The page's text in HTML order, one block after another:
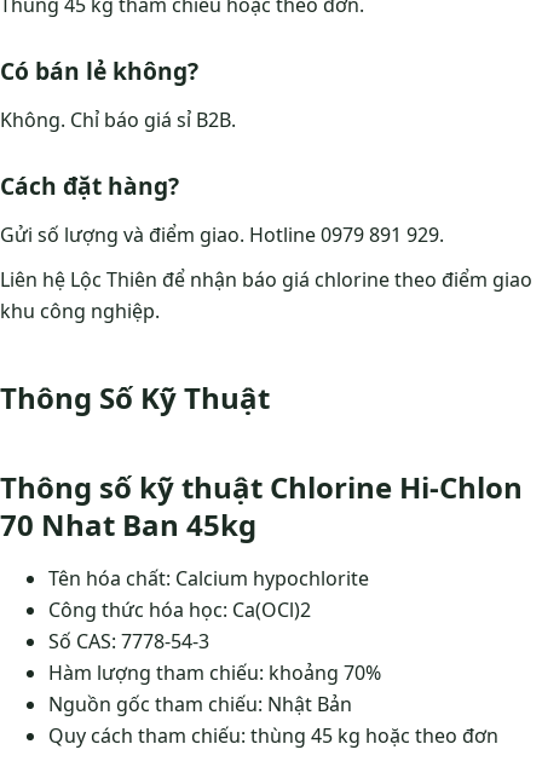
Có bán lẻ không?
Không. Chỉ báo giá sỉ B2B.
Cách đặt hàng?
Gửi số lượng và điểm giao. Hotline 0979 891 929.
Liên hệ Lộc Thiên để nhận báo giá chlorine theo điểm giao
khu công nghiệp.
Thông Số Kỹ Thuật
Thông số kỹ thuật Chlorine Hi-Chlon
70 Nhat Ban 45kg
Tên hóa chất: Calcium hypochlorite
Công thức hóa học: Ca(OCl)2
Số CAS: 7778-54-3
Hàm lượng tham chiếu: khoảng 70%
Nguồn gốc tham chiếu: Nhật Bản
Quy cách tham chiếu: thùng 45 kg hoặc theo đơn